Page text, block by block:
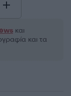
και
και τα